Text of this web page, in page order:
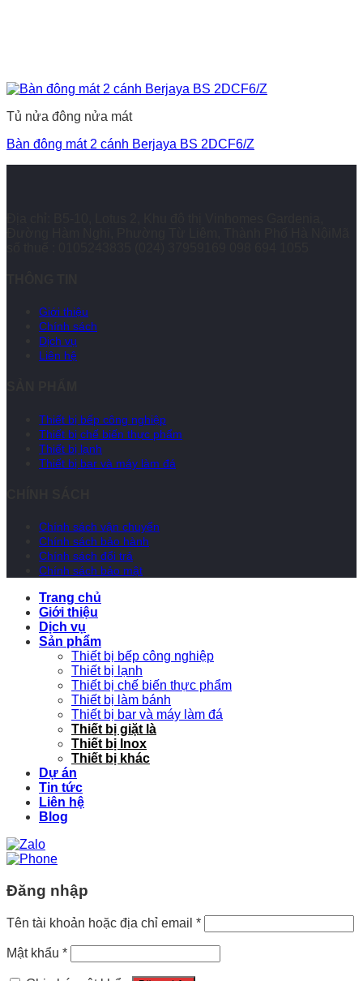
Tủ nửa đông nửa mát
Bàn đông mát 2 cánh Berjaya BS 2DCF6/Z
Giới thiệu
Chính sách
Dịch vụ
Liên hệ
Thiết bị bếp công nghiệp
Thiết bị chế biến thực phẩm
Thiết bị lạnh
Thiết bị bar và máy làm đá
Chính sách vận chuyển
Chính sách bảo hành
Chính sách đổi trả
Chính sách bảo mật
Trang chủ
Giới thiệu
Dịch vụ
Sản phẩm
Thiết bị bếp công nghiệp
Thiết bị lạnh
Thiết bị chế biến thực phẩm
Thiết bị làm bánh
Thiết bị bar và máy làm đá
Thiết bị giặt là
Thiết bị Inox
Thiết bị khác
Dự án
Tin tức
Liên hệ
Blog
Đăng nhập
Tên tài khoản hoặc địa chỉ email *
Mật khẩu *